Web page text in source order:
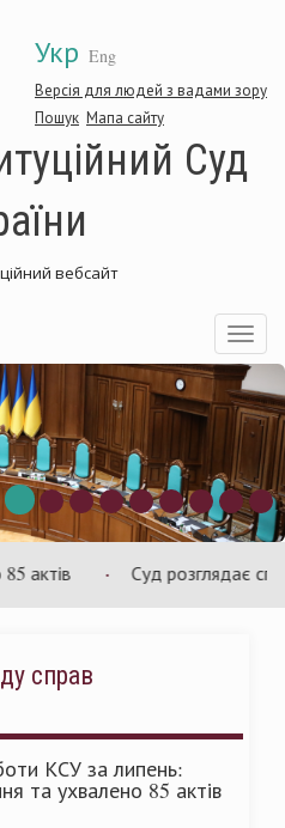
Укр Eng
Версія для людей з вадами зору
Пошук Мапа сайту
Суд
вебсайт
Toggle
Суд розглядає
справ
КСУ за липень:
та ухвалено 85 актів